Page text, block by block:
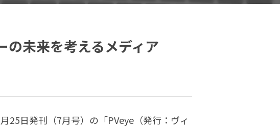
の未来を考えるメディア
25日発刊（7月号）の「PVeye（発行：ヴィ